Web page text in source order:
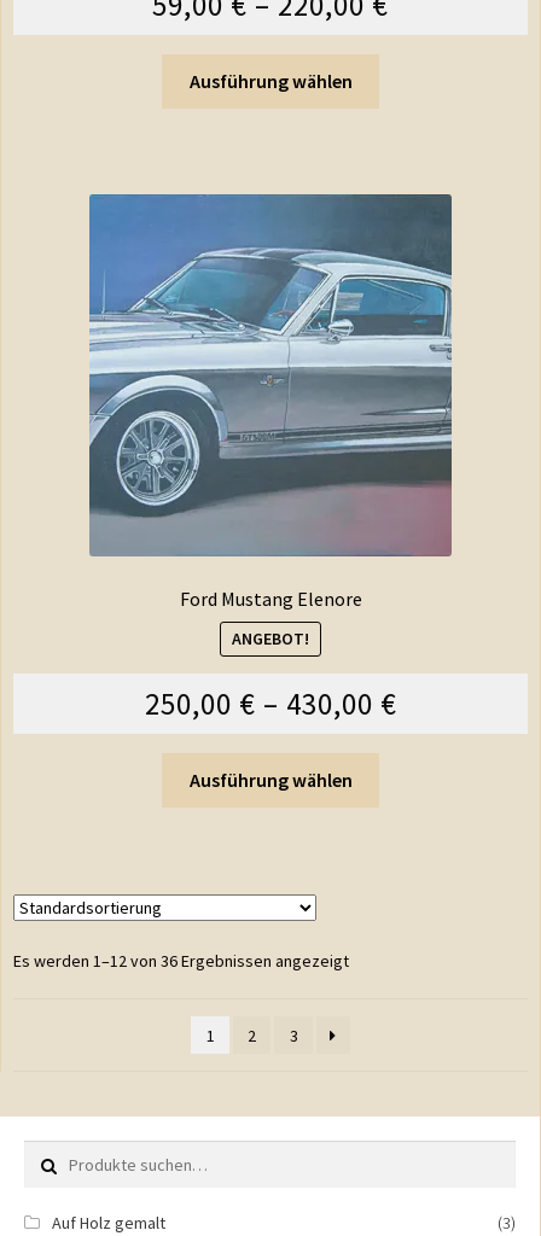
Ausführung wählen
Ford Mustang Elenore
ANGEBOT!
250,00 € – 430,00 €
Ausführung wählen
Es werden 1–12 von 36 Ergebnissen angezeigt
1 2 3
Suche nach:
Auf Holz gemalt
(3)